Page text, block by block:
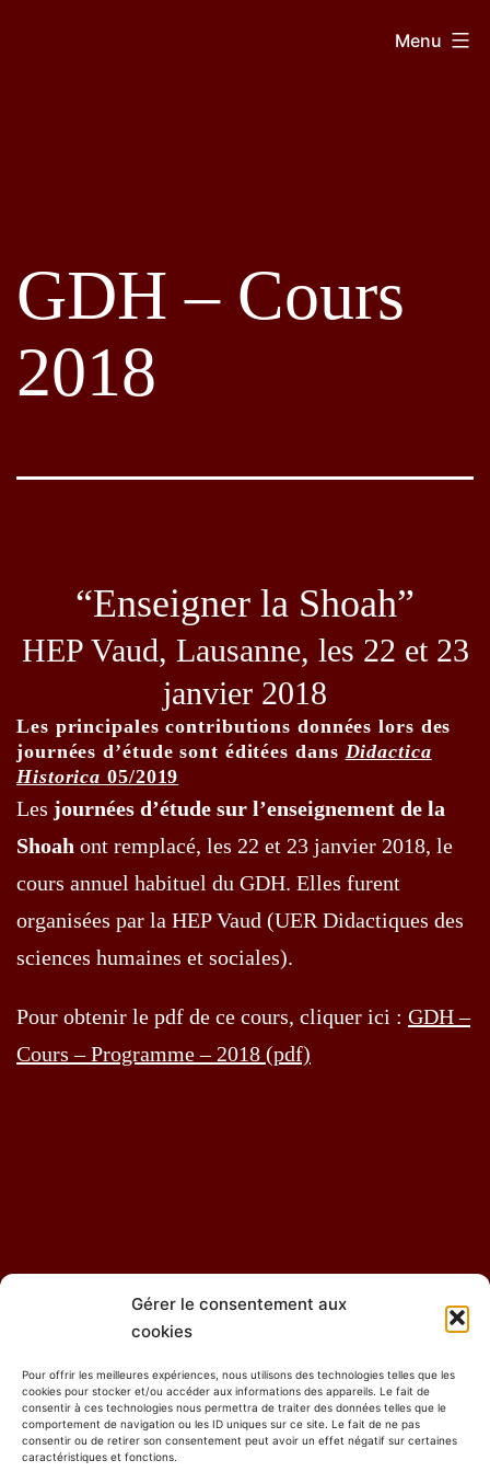
Gérer le consentement aux
cookies
Pour offrir les meilleures expériences, nous utilisons des technologies telles que les
cookies pour stocker et/ou accéder aux informations des appareils. Le fait de
consentir à ces technologies nous permettra de traiter des données telles que le
comportement de navigation ou les ID uniques sur ce site. Le fait de ne pas
consentir ou de retirer son consentement peut avoir un effet négatif sur certaines
caractéristiques et fonctions.
Menu
GDH – Cours
2018
“Enseigner la Shoah”
HEP Vaud, Lausanne, les 22 et 23
janvier 2018
Les principales contributions données lors des
journées d’étude sont éditées dans Didactica
Historica 05/2019
Les journées d’étude sur l’enseignement de la
Shoah ont remplacé, les 22 et 23 janvier 2018, le
cours annuel habituel du GDH. Elles furent
organisées par la HEP Vaud (UER Didactiques des
sciences humaines et sociales).
Pour obtenir le pdf de ce cours, cliquer ici : GDH –
Cours – Programme – 2018 (pdf)
GDH – Adhésion
GDH – Zone réservée aux membres
Politique de confidentialité Politique de cookies (UE)